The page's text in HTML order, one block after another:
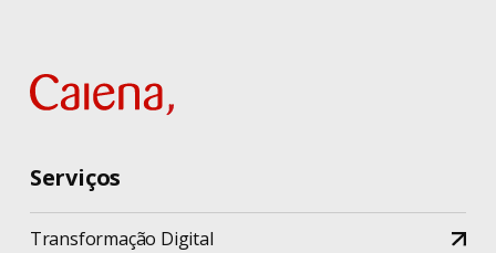
Serviços
Transformação Digital